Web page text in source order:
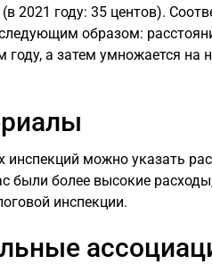
2021 году: 35 центов).
образом:
году, а затем умножается на
инспекций можно указать
были более высокие
инспекции.